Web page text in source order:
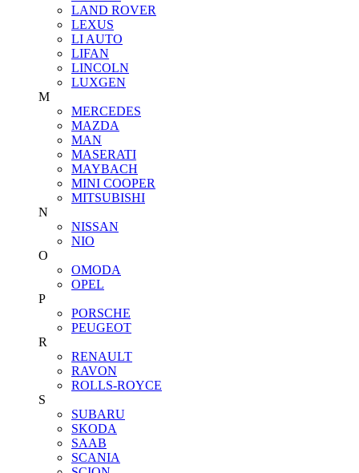
LAND ROVER
LEXUS
LI AUTO
LIFAN
LINCOLN
LUXGEN
M
MERCEDES
MAZDA
MAN
MASERATI
MAYBACH
MINI COOPER
MITSUBISHI
N
NISSAN
NIO
O
OMODA
OPEL
P
PORSCHE
PEUGEOT
R
RENAULT
RAVON
ROLLS-ROYCE
S
SUBARU
SKODA
SAAB
SCANIA